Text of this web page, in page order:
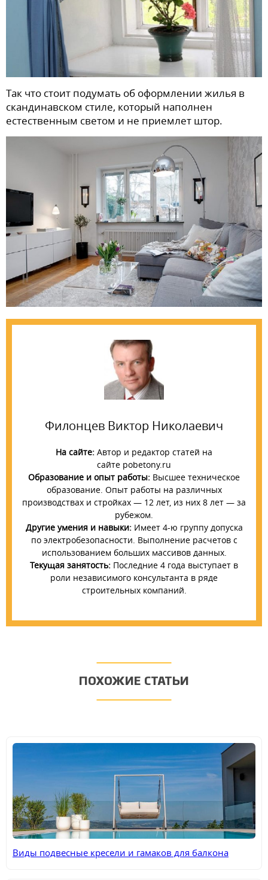
Так что стоит подумать об оформлении жилья в
скандинавском стиле, который наполнен
естественным светом и не приемлет штор.
Филонцев Виктор Николаевич
На сайте: Автор и редактор статей на
сайте pobetony.ru
Образование и опыт работы: Высшее техническое
образование. Опыт работы на различных
производствах и стройках — 12 лет, из них 8 лет — за
рубежом.
Другие умения и навыки:Имеет 4-ю группу допуска
по электробезопасности. Выполнение расчетов с
использованием больших массивов данных.
Текущая занятость: Последние 4 года выступает в
роли независимого консультанта в ряде
строительных компаний.
ПОХОЖИЕ СТАТЬИ
Виды подвесные кресели и гамаков для балкона